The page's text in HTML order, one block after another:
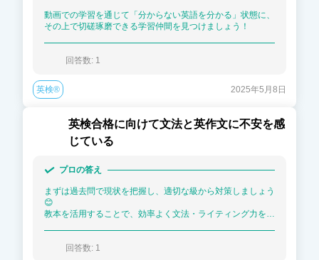
動画での学習を通じて「分からない英語を分かる」状態に、
その上で切磋琢磨できる学習仲間を見つけましょう！
回答数: 1
英検® 2025年5月8日
英検合格に向けて文法と英作文に不安を感
じている
プロの答え
まずは過去問で現状を把握し、適切な級から対策しましょう
😊
教本を活用することで、効率よく文法・ライティング力を強
回答数: 1